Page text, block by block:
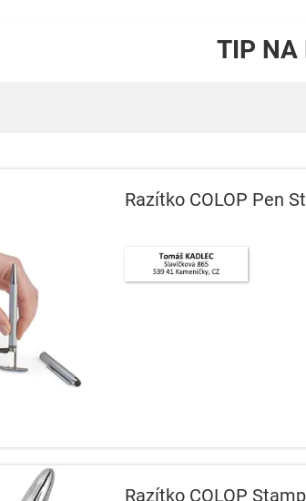
TIP NA
Razítko COLOP Pen
Razítko COLOP